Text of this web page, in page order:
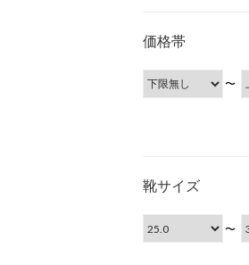
価格帯
〜
靴サイズ
〜